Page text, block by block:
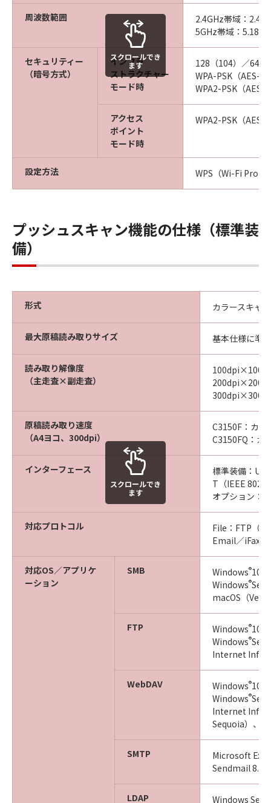
周波数範囲
2.4GHz帯域：
5GHz帯域：5.180-
セキュリティー
（暗号方式）
インフラ
ストラクチャー
モード時
128（104）／64
WPA-PSK（AES-
WPA2-PSK（AES-
アクセス
ポイント
モード時
WPA2-PSK（AES-
設定方法 WPS（Wi-Fi
スクロールでき
ます
プッシュスキャン機能の仕様（標準装
備）
形式 カラースキャ
最大原稿読み取りサイズ 基本仕様に準
読み取り解像度
（主走査×副走査）
原稿読み取り速度
（A4ヨコ、300dpi）
C3150F：カ
C3150FQ：カ
インターフェース
標準装備：
T（IEEE
オプション：
対応プロトコル
File：FTP（
Email／iFax：
対応OS／アプリケ
ーション
SMB Windows®10
Windows®
macOS（
FTP Windows®10
Windows®
Internet
WebDAV Windows®10
Windows®
Internet
Sequoia）、
SMTP
Microsoft
Sendmail
LDAP Windows
スクロールでき
ます